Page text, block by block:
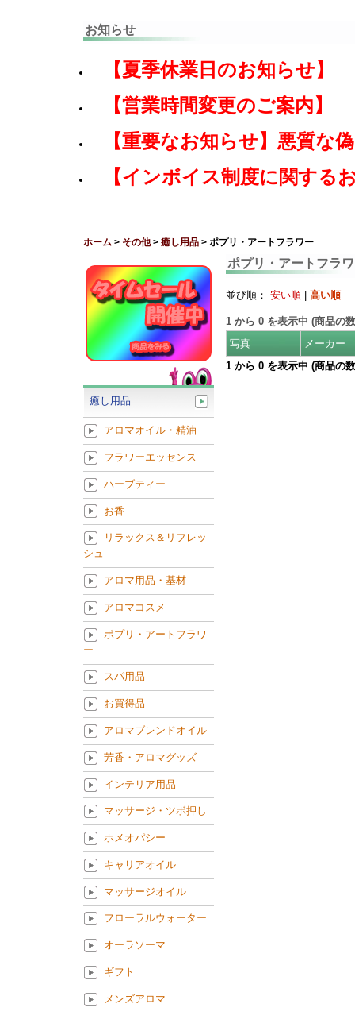
お知らせ
【夏季休業日のお知らせ】
【営業時間変更のご案内】
【重要なお知らせ】悪質な
【インボイス制度に関する
ホーム > その他> 癒し用品 > ポプリ・アートフラワー
ポプリ・アートフラ
並び順： 安い順 高い順
1 から 0 を表示中 (商品の
写真
メーカー
1 から 0 を表示中 (商品の
癒し用品
アロマオイル・精油
フラワーエッセンス
ハーブティー
お香
リラックス＆リフレッ
シュ
アロマ用品・基材
アロマコスメ
ポプリ・アートフラワ
ー
スパ用品
お買得品
アロマブレンドオイル
芳香・アロマグッズ
インテリア用品
マッサージ・ツボ押し
ホメオパシー
キャリアオイル
マッサージオイル
フローラルウォーター
オーラソーマ
ギフト
メンズアロマ